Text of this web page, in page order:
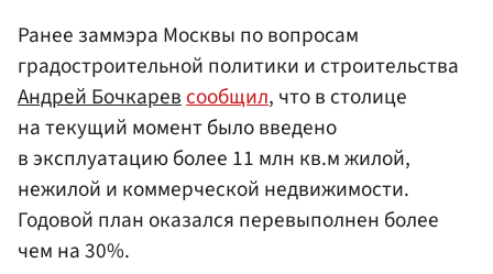
Ранее заммэра Москвы по вопросам
градостроительной политики и строительства
Андрей Бочкаревсообщил, что в столице
на текущий момент было введено
в эксплуатацию более 11 млн кв.м жилой,
нежилой и коммерческой недвижимости.
Годовой план оказался перевыполнен более
чем на 30%.